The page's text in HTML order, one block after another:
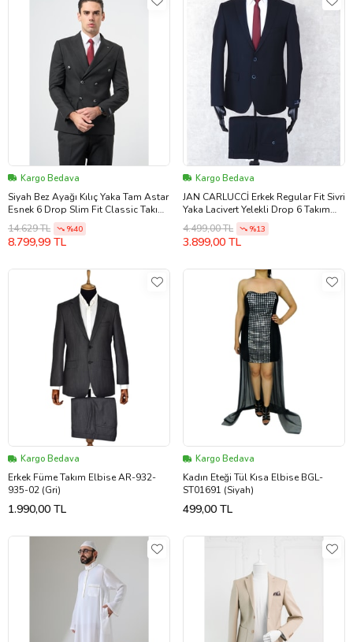
Kargo Bedava
Siyah Bez Ayağı Kılıç Yaka Tam Astar
Esnek 6 Drop Slim Fit Classic Takım
Elbise 1001245173
14.629 TL %40
8.799,99 TL
Kargo Bedava
JAN CARLUCCİ Erkek Regular Fit Sivri
Yaka Lacivert Yelekli Drop 6 Takım
Elbise
4.499,00 TL %13
3.899,00 TL
Kargo Bedava
Erkek Füme Takım Elbise AR-932-
935-02 (Gri)
1.990,00 TL
Kargo Bedava
Kadın Eteği Tül Kısa Elbise BGL-
ST01691 (Siyah)
499,00 TL